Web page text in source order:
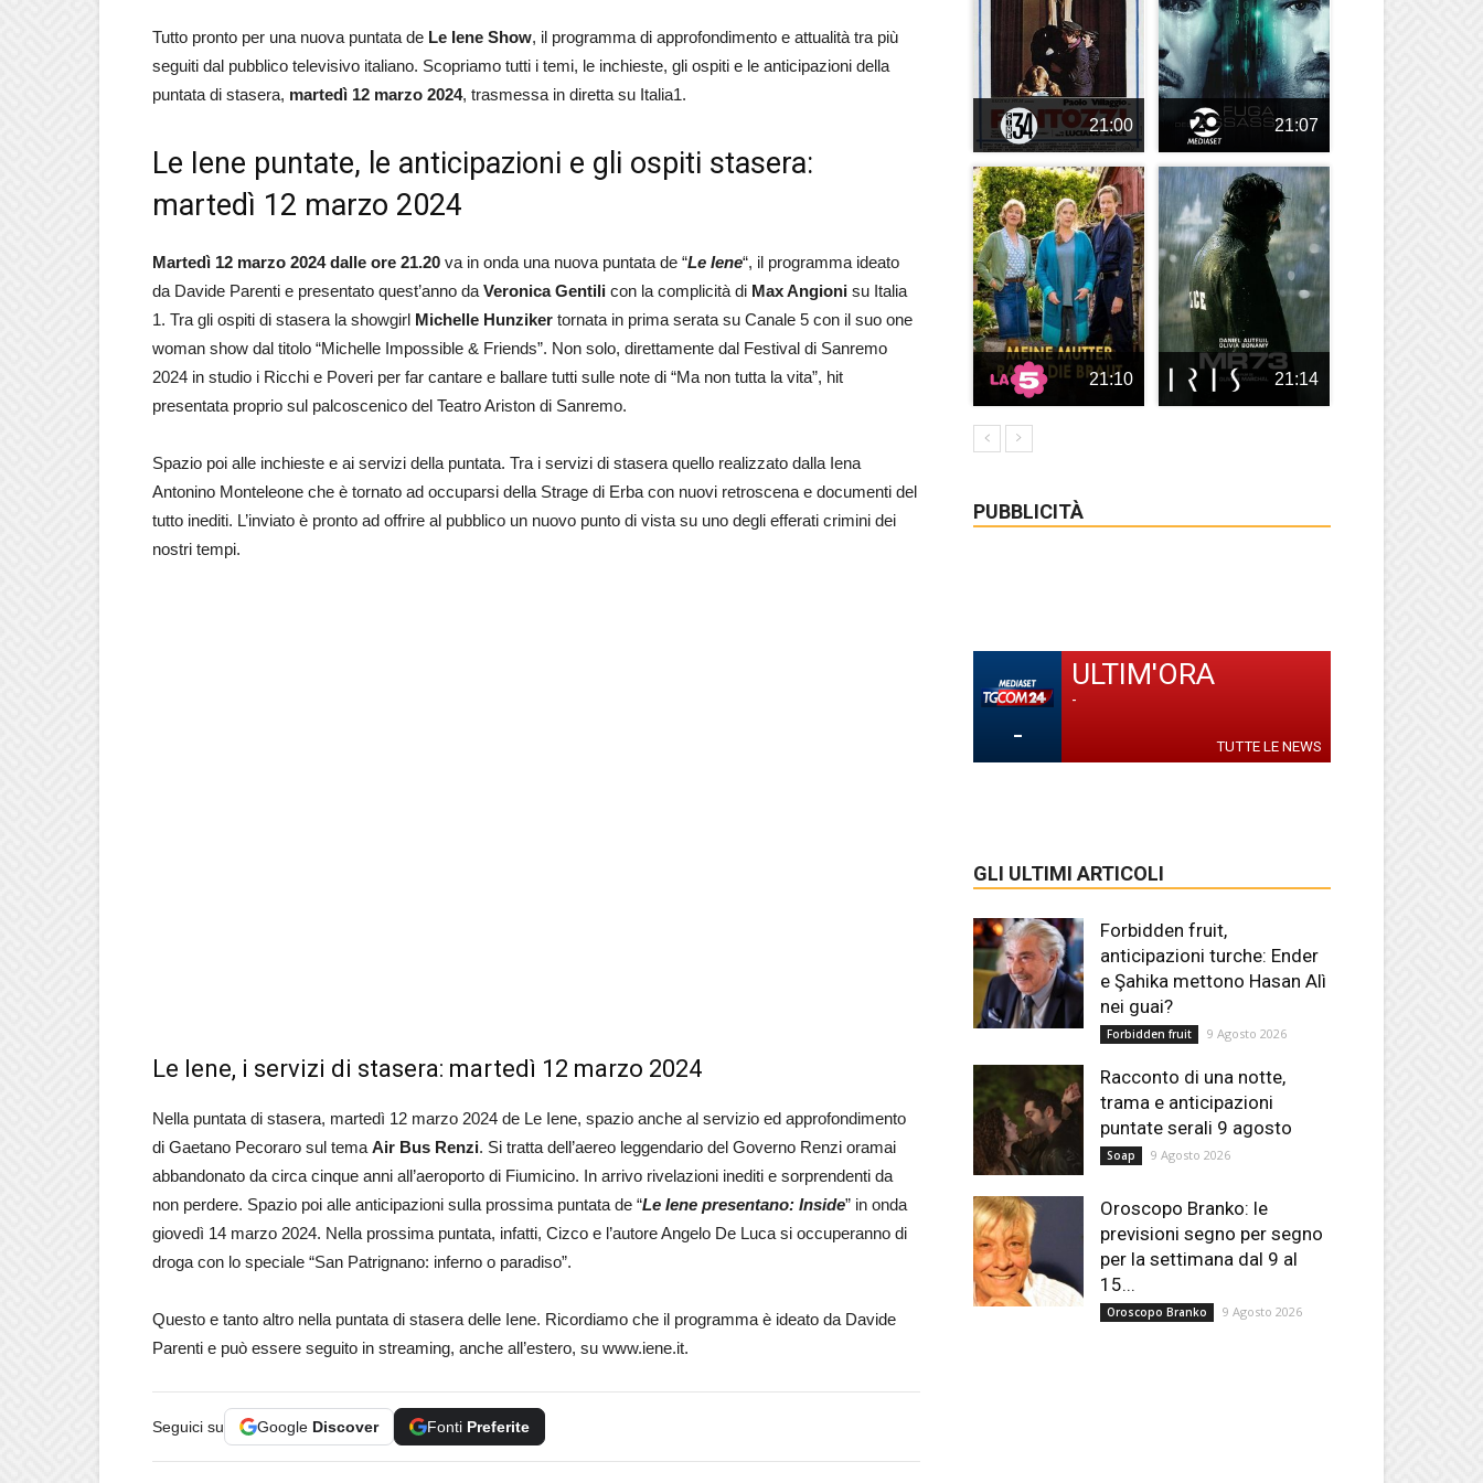
Tutto pronto per una nuova puntata de Le Iene Show, il programma di approfondimento e attualità tra più
seguiti dal pubblico televisivo italiano. Scopriamo tutti i temi, le inchieste, gli ospiti e le anticipazioni della
puntata di stasera, martedì 12 marzo 2024, trasmessa in diretta su Italia1.
Le Iene puntate, le anticipazioni e gli ospiti stasera:
martedì 12 marzo 2024
Martedì 12 marzo 2024 dalle ore 21.20 va in onda una nuova puntata de “Le Iene“, il programma ideato
da Davide Parenti e presentato quest’anno da Veronica Gentili con la complicità di Max Angioni su Italia
1. Tra gli ospiti di stasera la showgirl Michelle Hunziker tornata in prima serata su Canale 5 con il suo one
woman show dal titolo “Michelle Impossible & Friends”. Non solo, direttamente dal Festival di Sanremo
2024 in studio i Ricchi e Poveri per far cantare e ballare tutti sulle note di “Ma non tutta la vita”, hit
presentata proprio sul palcoscenico del Teatro Ariston di Sanremo.
Spazio poi alle inchieste e ai servizi della puntata. Tra i servizi di stasera quello realizzato dalla Iena
Antonino Monteleone che è tornato ad occuparsi della Strage di Erba con nuovi retroscena e documenti del
tutto inediti. L’inviato è pronto ad offrire al pubblico un nuovo punto di vista su uno degli efferati crimini dei
nostri tempi.
Le Iene, i servizi di stasera: martedì 12 marzo 2024
Nella puntata di stasera, martedì 12 marzo 2024 de Le Iene, spazio anche al servizio ed approfondimento
di Gaetano Pecoraro sul tema Air Bus Renzi. Si tratta dell’aereo leggendario del Governo Renzi oramai
abbandonato da circa cinque anni all’aeroporto di Fiumicino. In arrivo rivelazioni inediti e sorprendenti da
non perdere. Spazio poi alle anticipazioni sulla prossima puntata de “Le Iene presentano: Inside” in onda
giovedì 14 marzo 2024. Nella prossima puntata, infatti, Cizco e l’autore Angelo De Luca si occuperanno di
droga con lo speciale “San Patrignano: inferno o paradiso”.
Questo e tanto altro nella puntata di stasera delle Iene. Ricordiamo che il programma è ideato da Davide
Parenti e può essere seguito in streaming, anche all’estero, su www.iene.it.
Seguici su Google Discover Fonti Preferite
21:00 21:07
21:10 21:14
PUBBLICITÀ
-
ULTIM'ORA
-
TUTTE LE NEWS
GLI ULTIMI ARTICOLI
Forbidden fruit,
anticipazioni turche: Ender
e Şahika mettono Hasan Alì
nei guai?
Forbidden fruit 9 Agosto 2026
Racconto di una notte,
trama e anticipazioni
puntate serali 9 agosto
Soap 9 Agosto 2026
Oroscopo Branko: le
previsioni segno per segno
per la settimana dal 9 al
15...
Oroscopo Branko 9 Agosto 2026